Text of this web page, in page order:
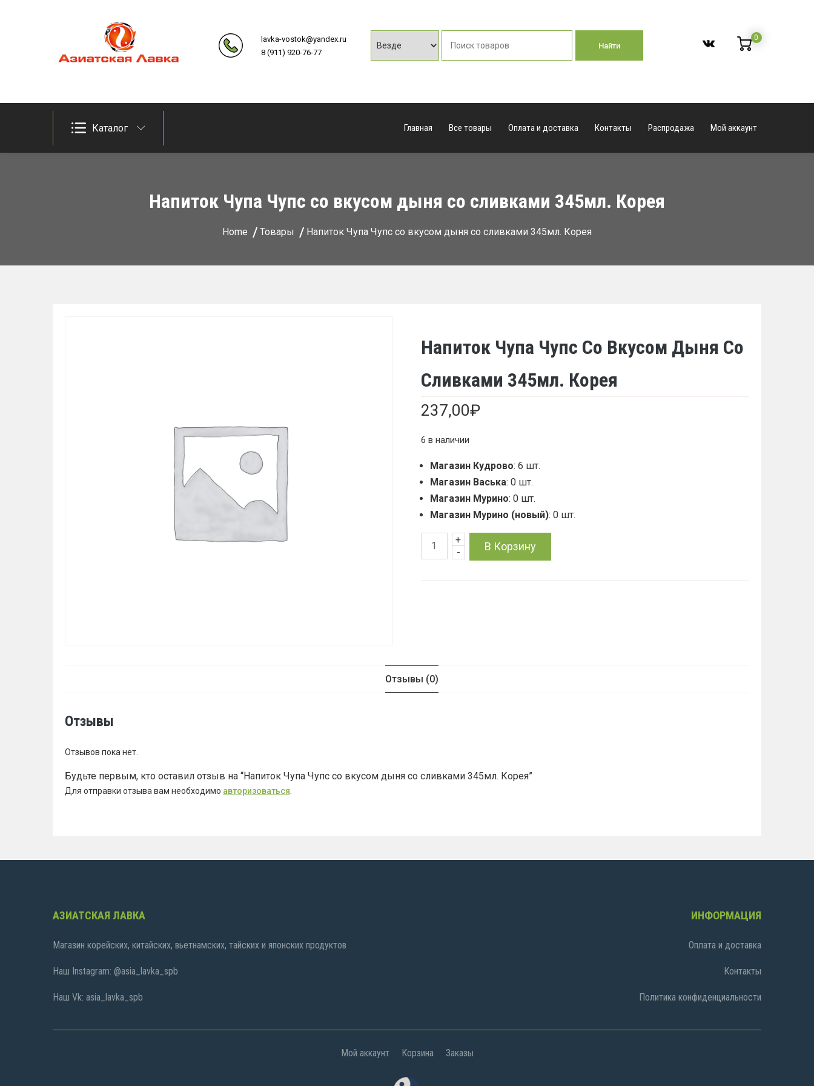
lavka-vostok@yandex.ru
8 (911) 920-76-77
Найти
0
Каталог Главная Все товары Оплата и доставка Контакты Распродажа Мой аккаунт
Напиток Чупа Чупс со вкусом дыня со сливками 345мл. Корея
Home Товары Напиток Чупа Чупс со вкусом дыня со сливками 345мл. Корея
Напиток Чупа Чупс Со Вкусом Дыня Со
Сливками 345мл. Корея
237,00₽
6 в наличии
Магазин Кудрово: 6 шт.
Магазин Васька: 0 шт.
Магазин Мурино: 0 шт.
Магазин Мурино (новый): 0 шт.
-
Количество
со
+
В Корзину
Отзывы (0)
Отзывы
Отзывов пока нет.
Будьте первым, кто оставил отзыв на “Напиток Чупа Чупс со вкусом дыня со сливками 345мл. Корея”
Для отправки отзыва вам необходимо авторизоваться
АЗИАТСКАЯ ЛАВКА
Магазин корейских, китайских, вьетнамских, тайских и японских продуктов
Наш Instagram: @asia_lavka_spb
Наш Vk: asia_lavka_spb
ИНФОРМАЦИЯ
Оплата и доставка
Контакты
Политика конфиденциальности
Мой аккаунт Корзина Заказы